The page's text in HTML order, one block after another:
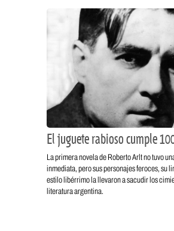
El juguete rabioso cumple
La primera novela de Roberto Arlt no tuvo
inmediata, pero sus personajes feroces, su
estilo libérrimo la llevaron a sacudir los
literatura argentina.